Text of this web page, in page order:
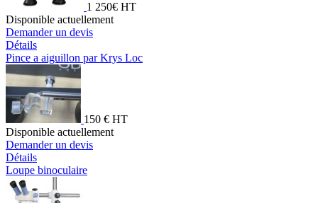
1 250€ HT
Disponible actuellement
Demander un devis
Détails
Pince a aiguillon par Krys Loc
150 € HT
Disponible actuellement
Demander un devis
Détails
Loupe binoculaire